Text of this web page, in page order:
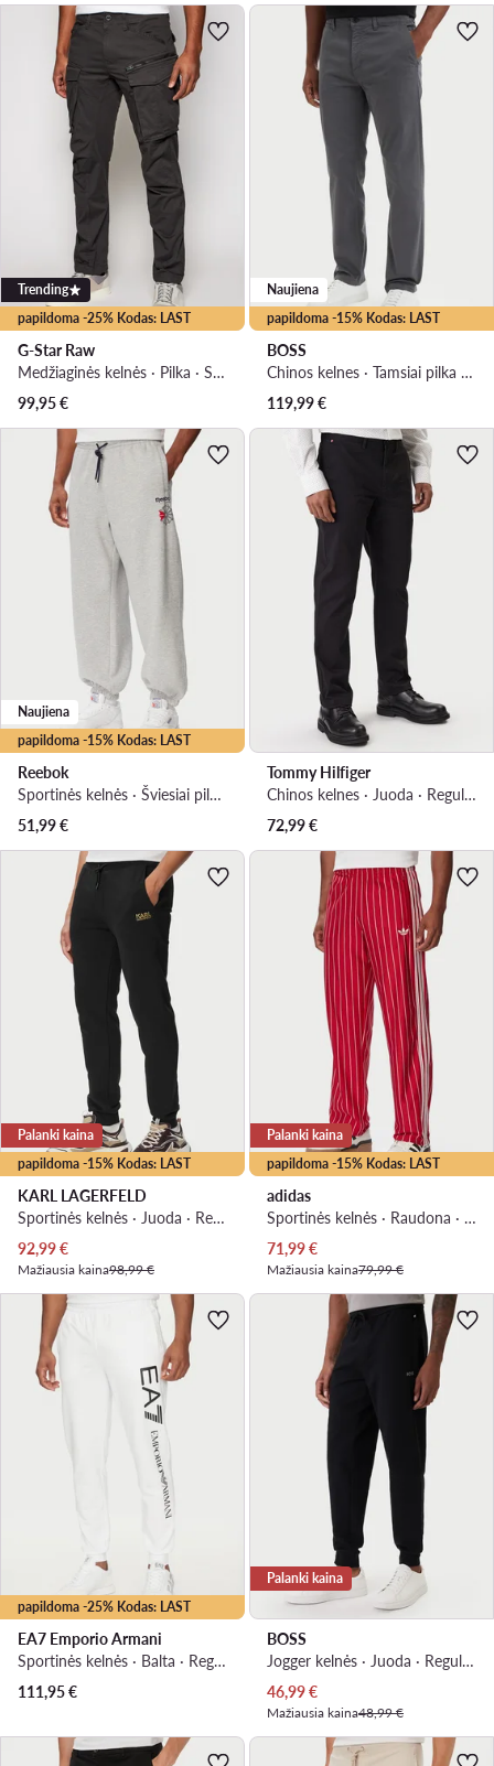
papildoma -25% Kodas: LAST
Trending
G-Star Raw
Medžiaginės kelnės · Pilka · Slim Fit
99,95€
papildoma -15% Kodas: LAST
Naujiena
BOSS
Chinos kelnes · Tamsiai pilka · Regular Fit
119,99€
papildoma -15% Kodas: LAST
Naujiena
Reebok
Sportinės kelnės · Šviesiai pilka · Regular Fit
51,99€
Tommy Hilfiger
Chinos kelnes · Juoda · Regular Fit
72,99€
papildoma -15% Kodas: LAST
Palanki kaina
KARL LAGERFELD
Sportinės kelnės · Juoda · Regular Fit
Dabartinė kaina
92,99€
Mažiausia kaina98,99 €
papildoma -15% Kodas: LAST
Palanki kaina
adidas
Sportinės kelnės · Raudona · Regular Fit
Dabartinė kaina
71,99€
Mažiausia kaina79,99 €
papildoma -25% Kodas: LAST
EA7 Emporio Armani
Sportinės kelnės · Balta · Regular Fit
111,95€
Palanki kaina
BOSS
Jogger kelnės · Juoda · Regular Fit
Dabartinė kaina
46,99€
Mažiausia kaina48,99 €